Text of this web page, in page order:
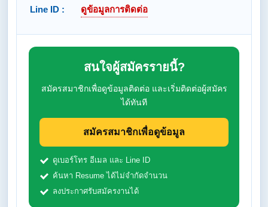
Line ID :
ดูข้อมูลการติดต่อ
สนใจผู้สมัครรายนี้?
สมัครสมาชิกเพื่อดูข้อมูลติดต่อ และเริ่มติดต่อผู้สมัคร
ได้ทันที
สมัครสมาชิกเพื่อดูข้อมูล
ดูเบอร์โทร อีเมล และ Line ID
ค้นหา Resume ได้ไม่จำกัดจำนวน
ลงประกาศรับสมัครงานได้